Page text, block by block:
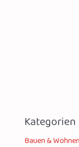
Kategorien
Bauen &